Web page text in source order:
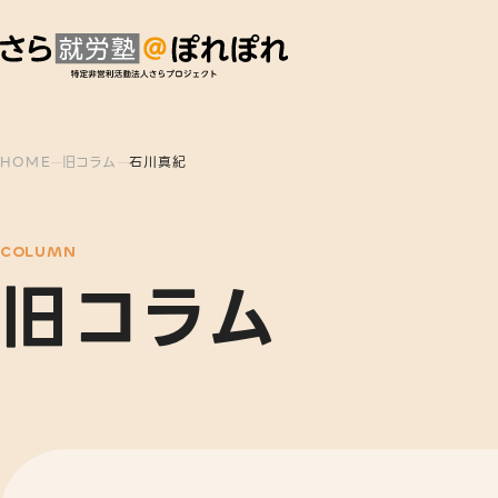
HOME 旧コラム 石川真紀
COLUMN
旧コラム